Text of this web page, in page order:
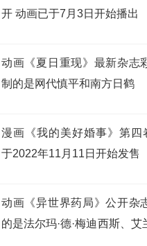
开 动画已于7月3日开始播出
动画《夏日重现》最新杂志
制的是网代慎平和南方日鹤
漫画《我的美好婚事》第四
于2022年11月11日开始发售
动画《异世界药局》公开杂
的是法尔玛·德·梅迪西斯、艾